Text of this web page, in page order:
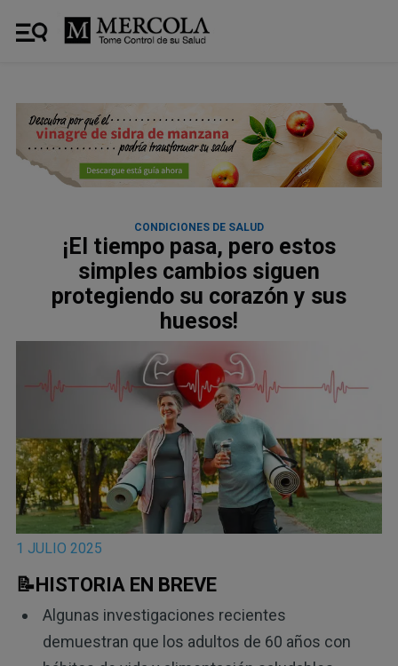
CONDICIONES DE SALUD
¡El tiempo pasa, pero estos
simples cambios siguen
protegiendo su corazón y sus
huesos!
1 JULIO 2025
📝HISTORIA EN BREVE
Algunas investigaciones recientes
demuestran que los adultos de 60 años con